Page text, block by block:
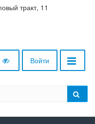
тракт, 11
Войти